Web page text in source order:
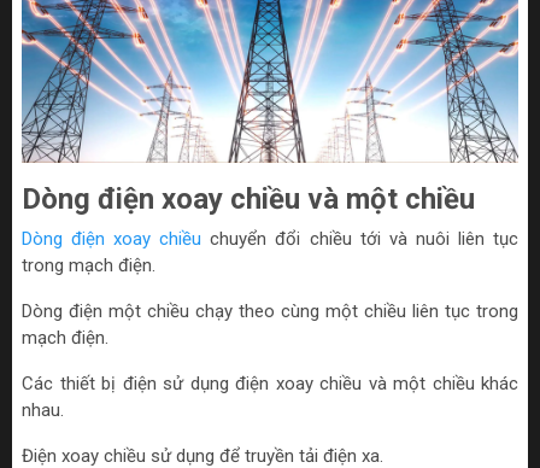
Dòng điện xoay chiều và một chiều
Dòng điện xoay chiều chuyển đổi chiều tới và nuôi liên tục
trong mạch điện.
Dòng điện một chiều chạy theo cùng một chiều liên tục trong
mạch điện.
Các thiết bị điện sử dụng điện xoay chiều và một chiều khác
nhau.
Điện xoay chiều sử dụng để truyền tải điện xa.